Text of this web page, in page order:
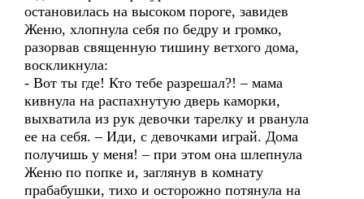
остановилась на высоком пороге, завидев
Женю, хлопнула себя по бедру и громко,
разорвав священную тишину ветхого дома,
воскликнула:
- Вот ты где! Кто тебе разрешал?! – мама
кивнула на распахнутую дверь каморки,
выхватила из рук девочки тарелку и рванула
ее на себя. – Иди, с девочками играй. Дома
получишь у меня! – при этом она шлепнула
Женю по попке и, заглянув в комнату
прабабушки, тихо и осторожно потянула на